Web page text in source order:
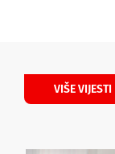
VIŠE VIJESTI